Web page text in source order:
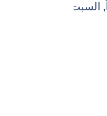
السبت – الجمعة :